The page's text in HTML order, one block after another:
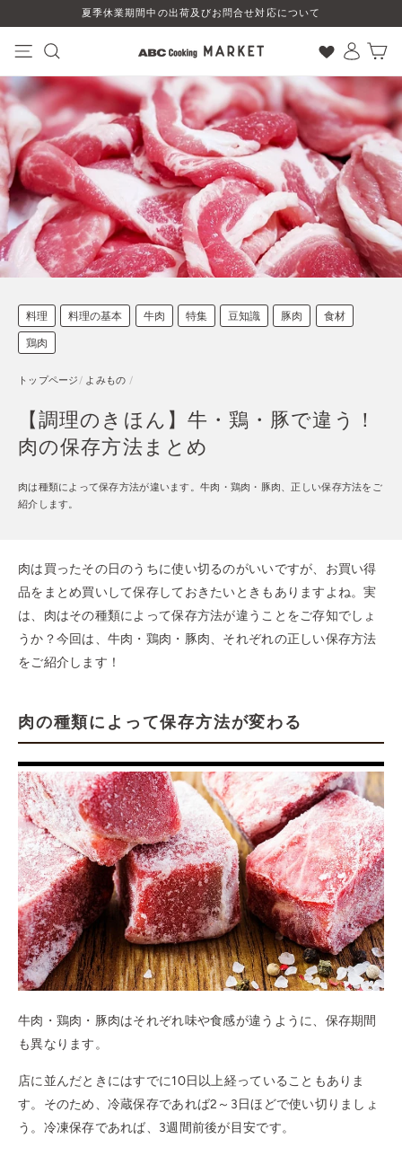
ン
ツ
に
ス
キ
ッ
プ
す
る
夏季休業期間中の出荷及びお問合せ対応について
料理 料理の基本 牛肉 特集 豆知識 豚肉 食材
鶏肉
トップページ / よみもの /
【調理のきほん】牛・鶏・豚で違う！
肉の保存方法まとめ
肉は種類によって保存方法が違います。牛肉・鶏肉・豚肉、正しい保存方法をご
紹介します。
肉は買ったその日のうちに使い切るのがいいですが、お買い得
品をまとめ買いして保存しておきたいときもありますよね。実
は、肉はその種類によって保存方法が違うことをご存知でしょ
うか？今回は、牛肉・鶏肉・豚肉、それぞれの正しい保存方法
をご紹介します！
肉の種類によって保存方法が変わる
牛肉・鶏肉・豚肉はそれぞれ味や食感が違うように、保存期間
も異なります。
店に並んだときにはすでに10日以上経っていることもありま
す。そのため、冷蔵保存であれば2～3日ほどで使い切りましょ
う。冷凍保存であれば、3週間前後が目安です。